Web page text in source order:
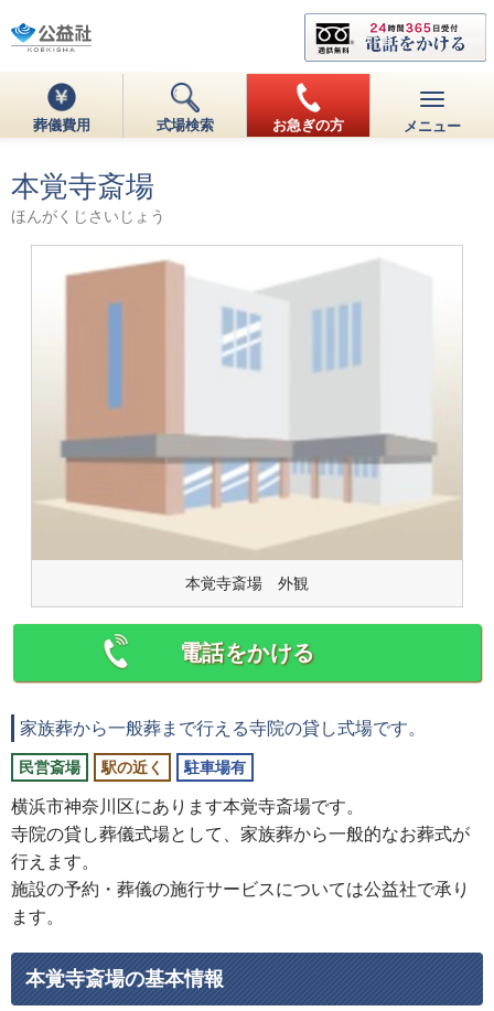
葬儀費用 式場検索 お急ぎの方 メニュー
本覚寺斎場
ほんがくじさいじょう
本覚寺斎場 外観
電話をかける
家族葬から一般葬まで行える寺院の貸し式場です。
民営斎場 駅の近く 駐車場有
横浜市神奈川区にあります本覚寺斎場です。
寺院の貸し葬儀式場として、家族葬から一般的なお葬式が
行えます。
施設の予約・葬儀の施行サービスについては公益社で承り
ます。
本覚寺斎場の基本情報